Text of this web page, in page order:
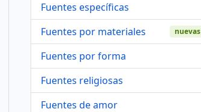
Fuentes específicas
Fuentes por materiales
nuevas
Fuentes por forma
Fuentes religiosas
Fuentes de amor